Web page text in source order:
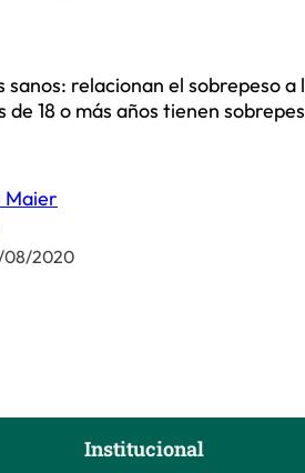
sanos: relacionan el sobrepeso
18 o más años tienen
Maier
08/2020
Institucional